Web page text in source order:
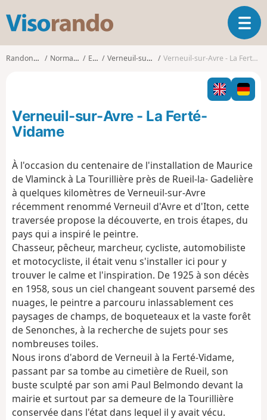
s
o
o
O
u
i
r
l
i
g
t
Randonnées Normandie Eure Verneuil-sur-Avre Verneuil-sur-Avre - La Ferté-Vidame
Verneuil-sur-Avre - La Ferté-
Vidame
À l'occasion du centenaire de l'installation de Maurice
de Vlaminck à La Tourillière près de Rueil-la- Gadelière
à quelques kilomètres de Verneuil-sur-Avre
récemment renommé Verneuil d'Avre et d'Iton, cette
traversée propose la découverte, en trois étapes, du
pays qui a inspiré le peintre.
Chasseur, pêcheur, marcheur, cycliste, automobiliste
et motocycliste, il était venu s'installer ici pour y
trouver le calme et l'inspiration. De 1925 à son décès
en 1958, sous un ciel changeant souvent parsemé des
nuages, le peintre a parcouru inlassablement ces
paysages de champs, de boqueteaux et la vaste forêt
de Senonches, à la recherche de sujets pour ses
nombreuses toiles.
Nous irons d'abord de Verneuil à la Ferté-Vidame,
passant par sa tombe au cimetière de Rueil, son
buste sculpté par son ami Paul Belmondo devant la
mairie et surtout par sa demeure de la Tourillière
conservée dans l'état dans lequel il y avait vécu.